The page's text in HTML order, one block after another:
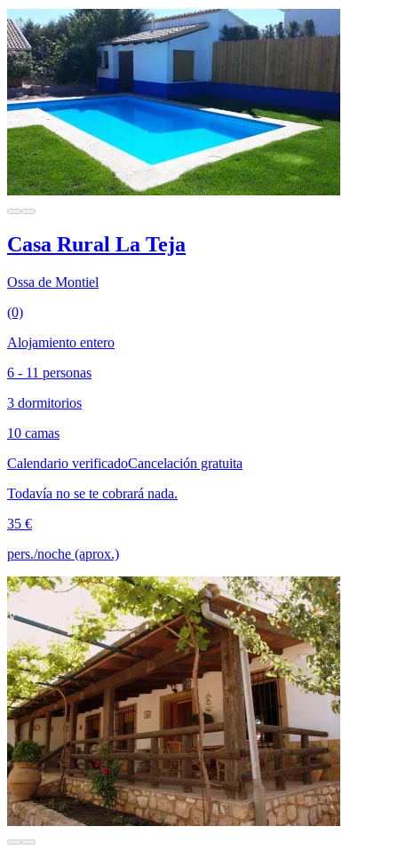
Casa Rural La Teja
Ossa de Montiel
(0)
Alojamiento entero
6 - 11 personas
3 dormitorios
10 camas
Calendario verificadoCancelación gratuita
Todavía no se te cobrará nada.
35 €
pers./noche (aprox.)